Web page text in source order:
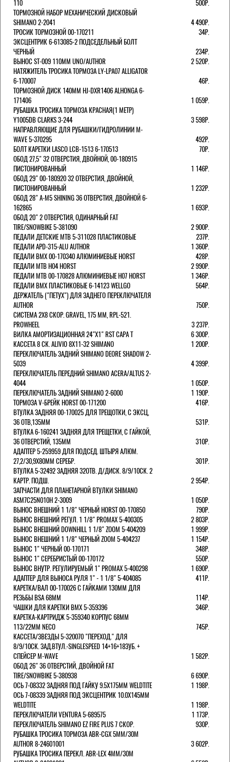
110
500Р.
ТОРМОЗНОЙ НАБОР МЕХАНИЧЕСКИЙ ДИСКОВЫЙ
SHIMANO 2-2041
4 490Р.
ТРОСИК ТОРМОЗНОЙ 00-170211
34Р.
ЭКСЦЕНТРИК 6-613085-2 ПОДСЕДЕЛЬНЫЙ БОЛТ
ЧЕРНЫЙ
234Р.
ВЫНОС ST-009 110ММ UNO/AUTHOR
2 520Р.
НАТЯЖИТЕЛЬ ТРОСИКА ТОРМОЗА LY-LPA07 ALLIGATOR
6-170007
46Р.
ТОРМОЗНОЙ ДИСК 140ММ HJ-DXR1406 ALHONGA 6-
171406
1 059Р.
РУБАШКА ТРОСИКА ТОРМОЗА КРАСНАЯ(1 МЕТР)
Y1005DB CLARKS 3-244
3 598Р.
НАПРАВЛЯЮЩИЕ ДЛЯ РУБАШКИ/ГИДРОЛИНИИ M-
WAVE 5-370295
492Р.
БОЛТ КАРЕТКИ LASCO LCB-1513 6-170513
70Р.
ОБОД 27,5" 32 ОТВЕРСТИЯ, ДВОЙНОЙ, 00-180915
ПИСТОНИРОВАННЫЙ
1 146Р.
ОБОД 29" 00-180920 32 ОТВЕРСТИЯ, ДВОЙНОЙ,
ПИСТОНИРОВАННЫЙ
1 232Р.
ОБОД 28" A-M5 SHINING 36 ОТВЕРСТИЯ, ДВОЙНОЙ 6-
162865
1 693Р.
ОБОД 20" 2 ОТВЕРСТИЯ, ОДИНАРНЫЙ FAT
TIRE/SNOWBIKE 5-381090
2 900Р.
ПЕДАЛИ ДЕТСКИЕ MTB 5-311028 ПЛАСТИКОВЫЕ
237Р.
ПЕДАЛИ APD-315-ALU AUTHOR
1 360Р.
ПЕДАЛИ BMX 00-170340 АЛЮМИНИЕВЫЕ HORST
428Р.
ПЕДАЛИ MTB H04 HORST
2 990Р.
ПЕДАЛИ MTB 00-170828 АЛЮМИНИЕВЫЕ H07 HORST
1 346Р.
ПЕДАЛИ BMX ПЛАСТИКОВЫЕ 6-14123 WELLGO
564Р.
ДЕРЖАТЕЛЬ ("ПЕТУХ") ДЛЯ ЗАДНЕГО ПЕРЕКЛЮЧАТЕЛЯ
AUTHOR
750Р.
СИСТЕМА 2Х8 СКОР. GRAVEL, 175 ММ, RPL-521.
PROWHEEL
3 237Р.
ВИЛКА АМОРТИЗАЦИОННАЯ 24"Х1" RST CAPA Т
6 300Р.
КАССЕТА 8 СК. ALIVIO 8Х11-32 SHIMANO
1 200Р.
ПЕРЕКЛЮЧАТЕЛЬ ЗАДНИЙ SHIMANO DEORE SHADOW 2-
5039
4 399Р.
ПЕРЕКЛЮЧАТЕЛЬ ПЕРЕДНИЙ SHIMANO ACERA/ALTUS 2-
4044
1 050Р.
ПЕРЕКЛЮЧАТЕЛЬ ЗАДНИЙ SHIMANO 2-6000
1 190Р.
ТОРМОЗА V-БРЕЙК HORST 00-171200
416Р.
ВТУЛКА ЗАДНЯЯ 00-170025 ДЛЯ ТРЕЩОТКИ, С ЭКСЦ,
36 ОТВ,135ММ
531Р.
ВТУЛКА 6-160241 ЗАДНЯЯ ДЛЯ ТРЕЩЕТКИ, С ГАЙКОЙ,
36 ОТВЕРСТИЙ, 135ММ
310Р.
АДАПТЕР 5-259959 ДЛЯ ПОДСЕД. ШТЫРЯ АЛЮМ.
27,2/30,9Х80ММ СЕРЕБР.
301Р.
ВТУЛКА 5-32492 ЗАДНЯЯ 32ОТВ. Д/ДИСК. 8/9/10СК. 2
КАРТР. ПОДШ.
2 954Р.
ЗАПЧАСТИ ДЛЯ ПЛАНЕТАРНОЙ ВТУЛКИ SHIMANO
ASM7C25N010H 2-3009
1 050Р.
ВЫНОС ВНЕШНИЙ 1 1/8" ЧЕРНЫЙ HORST 00-170850
790Р.
ВЫНОС ВНЕШНИЙ РЕГУЛ. 1 1/8" PROMAX 5-400305
2 803Р.
ВЫНОС ВНЕШНИЙ DOWNHILL 1 1/8" ZOOM 5-404209
1 999Р.
ВЫНОС ВНЕШНИЙ 1 1/8" ЧЕРНЫЙ ZOOM 5-404237
1 154Р.
ВЫНОС 1" ЧЕРНЫЙ 00-170171
348Р.
ВЫНОС 1" СЕРЕБРИСТЫЙ 00-170172
550Р.
ВЫНОС ВНУТР. РЕГУЛИРУЕМЫЙ 1" PROMAX 5-400298
1 690Р.
АДАПТЕР ДЛЯ ВЫНОСА РУЛЯ 1" - 1 1/8" 5-404085
411Р.
КАРЕТКА/ВАЛ 00-170026 С ГАЙКАМИ 130ММ ДЛЯ
РЕЗЬБЫ BSA 68ММ
114Р.
ЧАШКИ ДЛЯ КАРЕТКИ BMX 5-359396
346Р.
КАРЕТКА-КАРТРИДЖ 5-359340 КОРПУС 68ММ
113/22ММ NECO
745Р.
КАССЕТА/ЗВЕЗДЫ 5-320070 "ПЕРЕХОД." ДЛЯ
8/9/10СК. ЗАД.ВТУЛ.-SINGLESPEED 14+16+18ЗУБ. +
СПЕЙСЕР M-WAVE
1 582Р.
ОБОД 26" 36 ОТВЕРСТИЙ, ДВОЙНОЙ FAT
TIRE/SNOWBIKE 5-380938
6 690Р.
ОСЬ 7-08332 ЗАДНЯЯ ПОД ГАЙКУ 9.5Х175ММ WELDTITE
1 198Р.
ОСЬ 7-08339 ЗАДНЯЯ ПОД ЭКСЦЕНТРИК 10.0Х145ММ
WELDTITE
1 198Р.
ПЕРЕКЛЮЧАТЕЛИ VENTURA 5-689575
1 173Р.
ПЕРЕКЛЮЧАТЕЛЬ SHIMANO EZ FIRE PLUS 7 СКОР.
930Р.
РУБАШКА ТРОСИКА ТОРМОЗА ABR-CGX 5MM/30M
AUTHOR 8-24601001
3 602Р.
РУБАШКА ТРОСИКА ПЕРЕКЛ. ABR-LEX 4MM/30M